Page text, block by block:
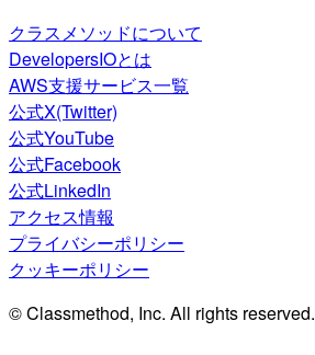
クラスメソッドについて
DevelopersIOとは
AWS支援サービス一覧
公式X(Twitter)
公式YouTube
公式Facebook
公式LinkedIn
アクセス情報
プライバシーポリシー
クッキーポリシー
© Classmethod, Inc. All rights reserved.